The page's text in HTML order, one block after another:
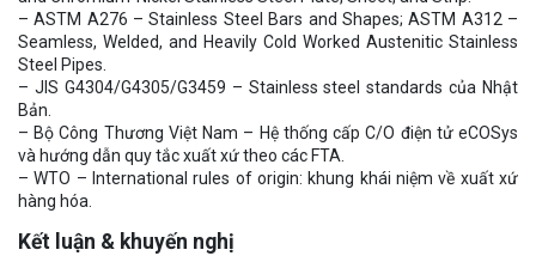
– ASTM A276 – Stainless Steel Bars and Shapes; ASTM A312 –
Seamless, Welded, and Heavily Cold Worked Austenitic Stainless
Steel Pipes.
– JIS G4304/G4305/G3459 – Stainless steel standards của Nhật
Bản.
– Bộ Công Thương Việt Nam – Hệ thống cấp C/O điện tử eCOSys
và hướng dẫn quy tắc xuất xứ theo các FTA.
– WTO – International rules of origin: khung khái niệm về xuất xứ
hàng hóa.
Kết luận & khuyến nghị